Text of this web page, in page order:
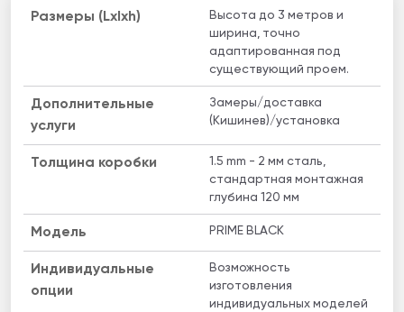
Размеры (Lxlxh)
Высота до 3 метров и
ширина, точно
адаптированная под
существующий проем.
Дополнительные
услуги
Замеры/доставка
(Кишинев)/установка
Толщина коробки
1.5 mm - 2 мм сталь,
стандартная монтажная
глубина 120 мм
Модель PRIME BLACK
Индивидуальные
опции
Возможность
изготовления
индивидуальных моделей